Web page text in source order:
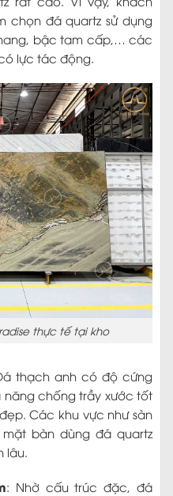
chọn đá quartz sử dụng
bậc tam cấp,… các
lực tác động.
thực tế tại kho
thạch anh có độ cứng
chống trầy xước tốt
Các khu vực như sàn
bàn dùng đá quartz
lâu.
: Nhờ cấu trúc đặc, đá